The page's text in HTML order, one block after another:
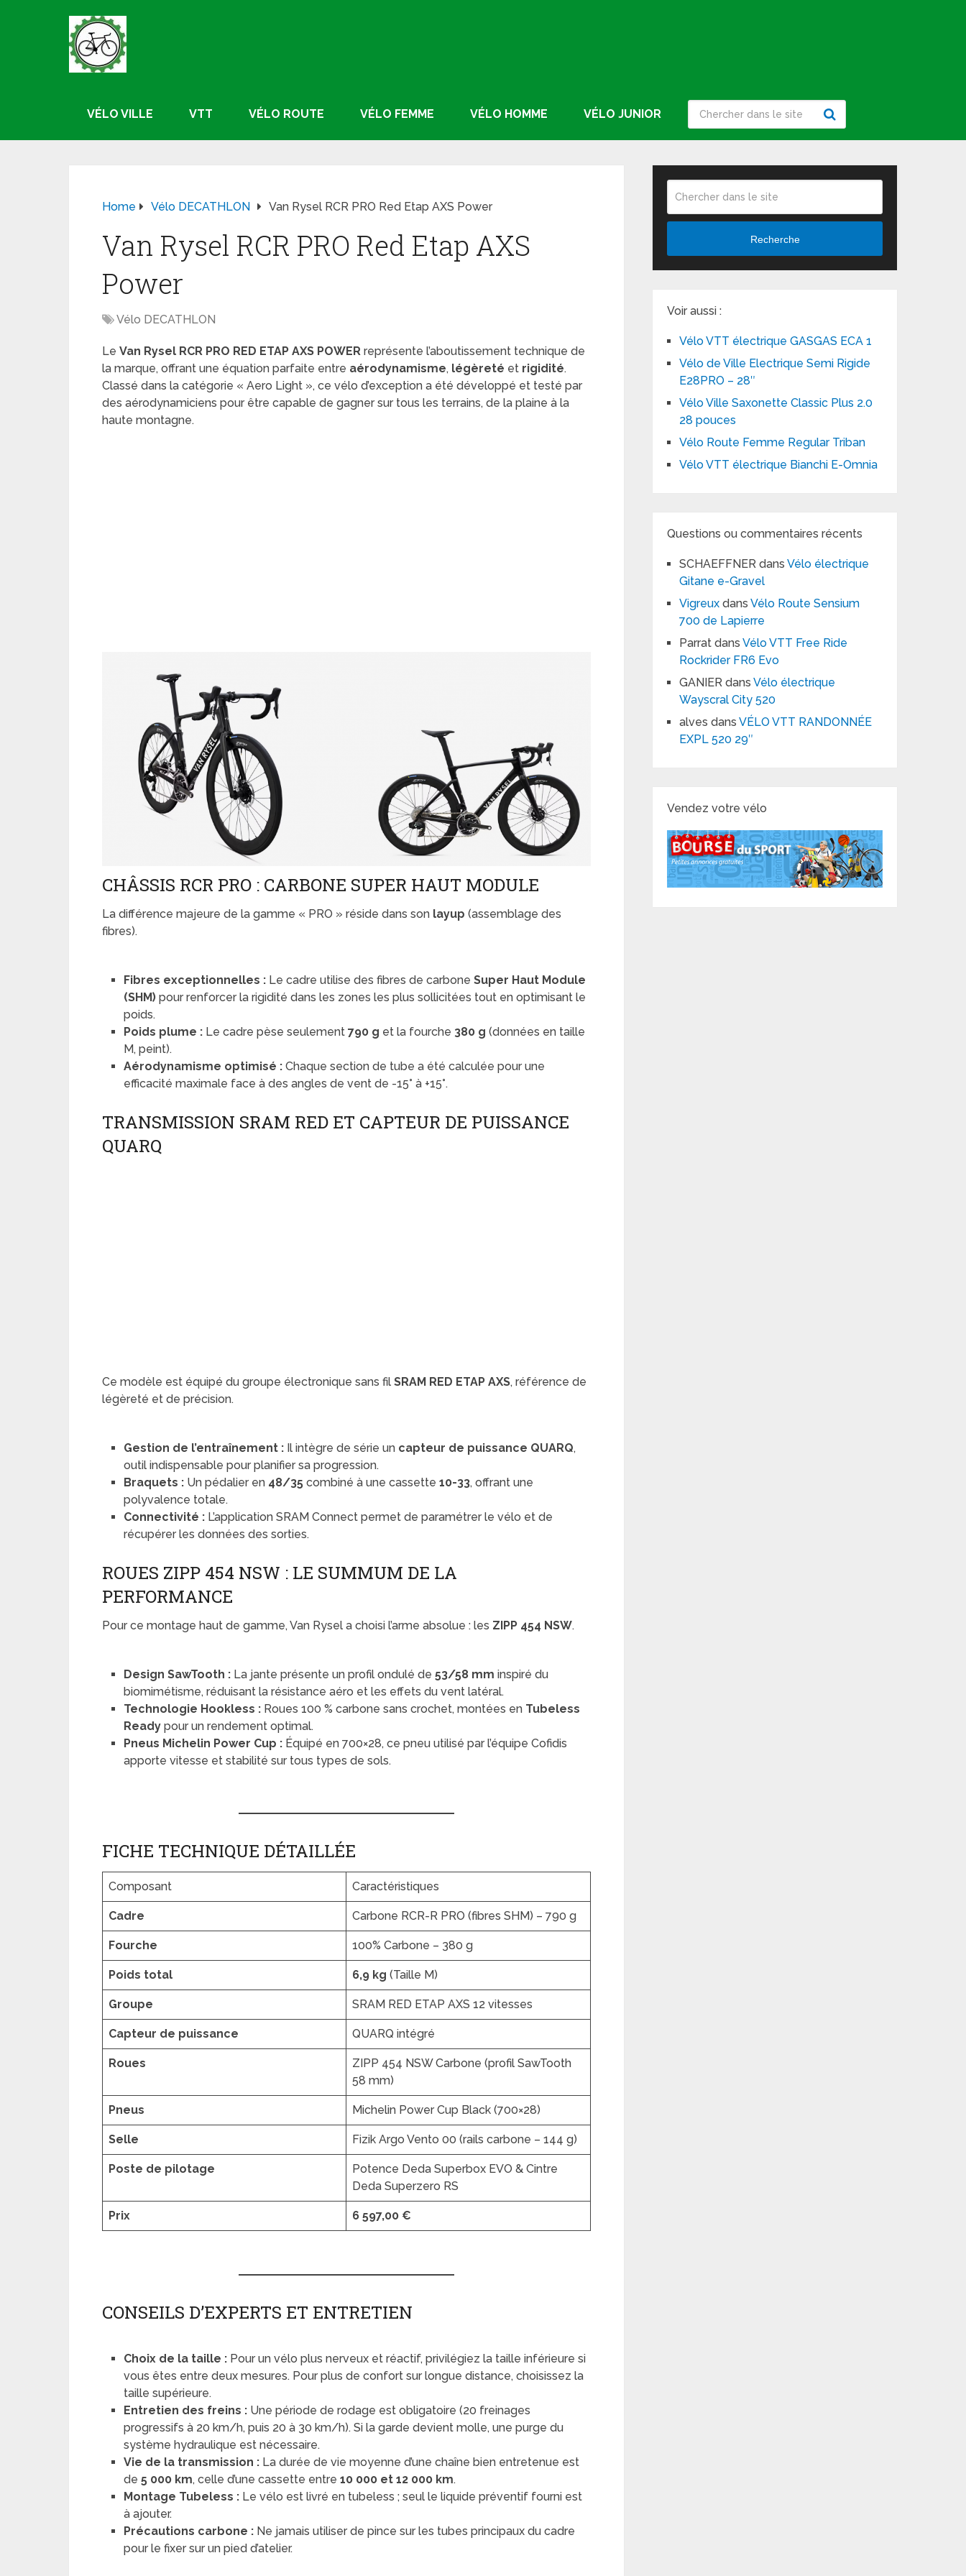
VÉLO VILLE VTT VÉLO ROUTE VÉLO FEMME VÉLO HOMME VÉLO JUNIOR
Home Vélo DECATHLON Van Rysel RCR PRO Red Etap AXS Power
Van Rysel RCR PRO Red Etap AXS
Power
Vélo DECATHLON
Le Van Rysel RCR PRO RED ETAP AXS POWER représente l’aboutissement technique de
la marque, offrant une équation parfaite entre aérodynamisme, légèreté et rigidité.
Classé dans la catégorie « Aero Light », ce vélo d’exception a été développé et testé par
des aérodynamiciens pour être capable de gagner sur tous les terrains, de la plaine à la
haute montagne.
CHÂSSIS RCR PRO : CARBONE SUPER HAUT MODULE
La différence majeure de la gamme « PRO » réside dans son layup (assemblage des
fibres).
Fibres exceptionnelles : Le cadre utilise des fibres de carboneSuper Haut Module
(SHM) pour renforcer la rigidité dans les zones les plus sollicitées tout en optimisant le
poids.
Poids plume : Le cadre pèse seulement790 g et la fourche 380 g (données en taille
M, peint).
Aérodynamisme optimisé : Chaque section de tube a été calculée pour une
efficacité maximale face à des angles de vent de -15° à +15°.
TRANSMISSION SRAM RED ET CAPTEUR DE PUISSANCE
QUARQ
Ce modèle est équipé du groupe électronique sans fil SRAM RED ETAP AXS, référence de
légèreté et de précision.
Gestion de l’entraînement : Il intègre de série un capteur de puissance QUARQ,
outil indispensable pour planifier sa progression.
Braquets : Un pédalier en 48/35 combiné à une cassette10-33, offrant une
polyvalence totale.
Connectivité : L’application SRAM Connect permet de paramétrer le vélo et de
récupérer les données des sorties.
ROUES ZIPP 454 NSW : LE SUMMUM DE LA
PERFORMANCE
Pour ce montage haut de gamme, Van Rysel a choisi l’arme absolue : les ZIPP 454 NSW.
Design SawTooth : La jante présente un profil ondulé de53/58 mm inspiré du
biomimétisme, réduisant la résistance aéro et les effets du vent latéral.
Technologie Hookless : Roues 100 % carbone sans crochet, montées en Tubeless
Ready pour un rendement optimal.
Pneus Michelin Power Cup : Équipé en 700×28, ce pneu utilisé par l’équipe Cofidis
apporte vitesse et stabilité sur tous types de sols.
FICHE TECHNIQUE DÉTAILLÉE
Composant Caractéristiques
Cadre Carbone RCR-R PRO (fibres SHM) – 790 g
Fourche 100% Carbone – 380 g
Poids total 6,9 kg (Taille M)
Groupe SRAM RED ETAP AXS 12 vitesses
Capteur de puissance QUARQ intégré
Roues
ZIPP 454 NSW Carbone (profil SawTooth
58 mm)
Pneus Michelin Power Cup Black (700×28)
Selle Fizik Argo Vento 00 (rails carbone – 144 g)
Poste de pilotage
Potence Deda Superbox EVO & Cintre
Deda Superzero RS
Prix 6 597,00 €
CONSEILS D’EXPERTS ET ENTRETIEN
Choix de la taille : Pour un vélo plus nerveux et réactif, privilégiez la taille inférieure si
vous êtes entre deux mesures. Pour plus de confort sur longue distance, choisissez la
taille supérieure.
Entretien des freins : Une période de rodage est obligatoire (20 freinages
progressifs à 20 km/h, puis 20 à 30 km/h). Si la garde devient molle, une purge du
système hydraulique est nécessaire.
Vie de la transmission : La durée de vie moyenne d’une chaîne bien entretenue est
de5 000 km, celle d’une cassette entre10 000 et 12 000 km.
Montage Tubeless : Le vélo est livré en tubeless ; seul le liquide préventif fourni est
à ajouter.
Précautions carbone : Ne jamais utiliser de pince sur les tubes principaux du cadre
pour le fixer sur un pied d’atelier.
Recherche
Voir aussi :
Vélo VTT électrique GASGAS ECA 1
Vélo de Ville Electrique Semi Rigide
E28PRO – 28″
Vélo Ville Saxonette Classic Plus 2.0
28 pouces
Vélo Route Femme Regular Triban
Vélo VTT électrique Bianchi E-Omnia
Questions ou commentaires récents
SCHAEFFNER dansVélo électrique
Gitane e-Gravel
Vigreux dansVélo Route Sensium
700 de Lapierre
Parrat dansVélo VTT Free Ride
Rockrider FR6 Evo
GANIER dansVélo électrique
Wayscral City 520
alves dansVÉLO VTT RANDONNÉE
EXPL 520 29″
Vendez votre vélo